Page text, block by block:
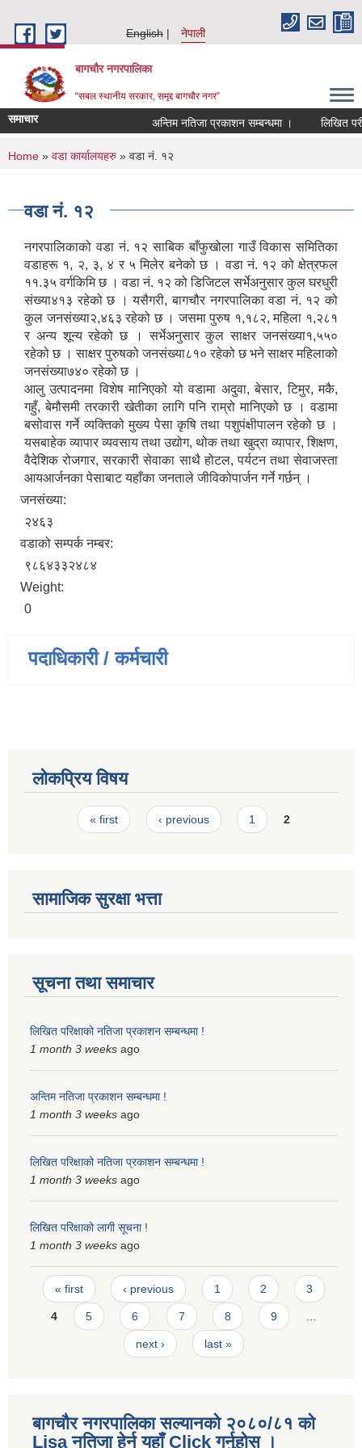
English
नेपाली
बागचौर नगरपालिका
“सबल स्थानीय सरकार, समृद्द बागचौर नगर”
समाचार अन्तिम नतिजा प्रकाशन सम्बन्धमा । लिखित
You are here
Home » वडा ‍कार्यालयहरु » वडा नं. १२
वडा नं. १२
नगरपालिकाको वडा नं. १२ साबिक बाँफुखोला गाउँ विकास समितिका
वडाहरू १, २, ३, ४ र ५ मिलेर बनेको छ । वडा नं. १२ को क्षेत्रफल
११.३५ वर्गकिमि छ । वडा नं. १२ को डिजिटल सर्भेअनुसार कुल घरधुरी
संख्या४१३ रहेको छ । यसैगरी, बागचौर नगरपालिका वडा नं. १२ को
कुल जनसंख्या२,४६३ रहेको छ । जसमा पुरुष १,१८२, महिला १,२८१
र अन्य शून्य रहेको छ । सर्भेअनुसार कुल साक्षर जनसंख्या१,५५०
रहेको छ । साक्षर पुरुषको जनसंख्या८१० रहेको छ भने साक्षर महिलाको
जनसंख्या७४० रहेको छ ।
आलु उत्पादनमा विशेष मानिएको यो वडामा अदुवा, बेसार, टिमुर, मकै,
गहुँ, बेमौसमी तरकारी खेतीका लागि पनि राम्रो मानिएको छ । वडामा
बसोवास गर्ने व्यक्तिको मुख्य पेसा कृषि तथा पशुपंक्षीपालन रहेको छ ।
यसबाहेक व्यापार व्यवसाय तथा उद्योग, थोक तथा खुद्रा व्यापार, शिक्षण,
वैदेशिक रोजगार, सरकारी सेवाका साथै होटल, पर्यटन तथा सेवाजस्ता
आयआर्जनका पेसाबाट यहाँका जनताले जीविकोपार्जन गर्ने गर्छन् ।
जनसंख्या:
२४६३
वडाको सम्पर्क नम्बर:
९८६४३३२४८४
Weight:
0
पदाधिकारी / कर्मचारी
लोकप्रिय विषय
Pages« first ‹ previous 1 2
सामाजिक सुरक्षा भत्ता
सूचना तथा समाचार
लिखित परिक्षाको नतिजा प्रकाशन सम्बन्धमा !
1 month 3 weeks ago
अन्तिम नतिजा प्रकाशन सम्बन्धमा !
1 month 3 weeks ago
लिखित परिक्षाको नतिजा प्रकाशन सम्बन्धमा !
1 month 3 weeks ago
लिखित परिक्षाको लागी सूचना !
1 month 3 weeks ago
Pages
« first ‹ previous 1 2 3
4 5 6 7 8 9 …
next › last »
बागचौर नगरपालिका सल्यानको २०८०/८१ को
Lisa नतिजा हेर्न यहाँ Click गर्नुहोस ।